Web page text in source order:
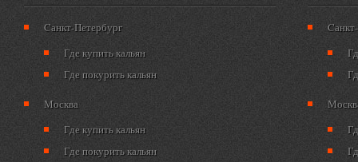
Cанкт-Петербург
Где купить кальян
Где покурить кальян
Москва
Где купить кальян
Где покурить кальян